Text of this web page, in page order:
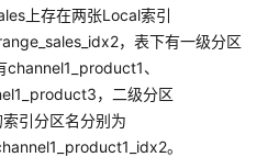
上存在两张Local索引
，表下有一级分区
、
，二级分区
引分区名分别为
。